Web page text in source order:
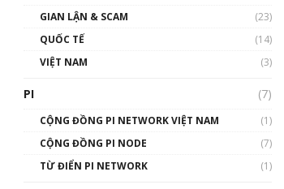
01:32:59
Talkshow17: Mùa đông
Crypto – Chiếc khăn gió ấm
GIAN LẬN & SCAM
(23)
QUỐC TẾ
(14)
VIỆT NAM
(3)
PI (7)
CỘNG ĐỒNG PI NETWORK VIỆT NAM
(1)
CỘNG ĐỒNG PI NODE
(7)
TỪ ĐIỂN PI NETWORK
(1)